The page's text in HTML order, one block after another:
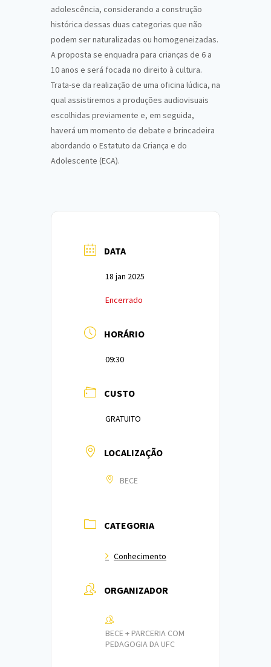
adolescência, considerando a construção
histórica dessas duas categorias que não
podem ser naturalizadas ou homogeneizadas.
A proposta se enquadra para crianças de 6 a
10 anos e será focada no direito à cultura.
Trata-se da realização de uma oficina lúdica, na
qual assistiremos a produções audiovisuais
escolhidas previamente e, em seguida,
haverá um momento de debate e brincadeira
abordando o Estatuto da Criança e do
Adolescente (ECA).
DATA
18 jan 2025
Encerrado
HORÁRIO
09:30
CUSTO
GRATUITO
LOCALIZAÇÃO
BECE
CATEGORIA
Conhecimento
ORGANIZADOR
BECE + PARCERIA COM
PEDAGOGIA DA UFC